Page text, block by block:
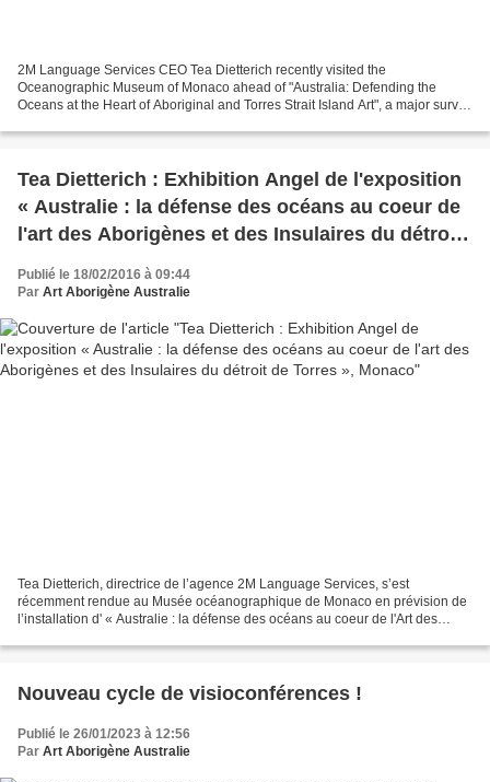
2M Language Services CEO Tea Dietterich recently visited the
Oceanographic Museum of Monaco ahead of "Australia: Defending the
Oceans at the Heart of Aboriginal and Torres Strait Island Art", a major survey
Tea Dietterich : Exhibition Angel de l'exposition
« Australie : la défense des océans au coeur de
l'art des Aborigènes et des Insulaires du détroit
Publié le 18/02/2016 à 09:44
Par Art Aborigène Australie
Tea Dietterich, directrice de l’agence 2M Language Services, s’est
récemment rendue au Musée océanographique de Monaco en prévision de
l’installation d' « Australie : la défense des océans au coeur de l'Art des
Nouveau cycle de visioconférences !
Publié le 26/01/2023 à 12:56
Par Art Aborigène Australie